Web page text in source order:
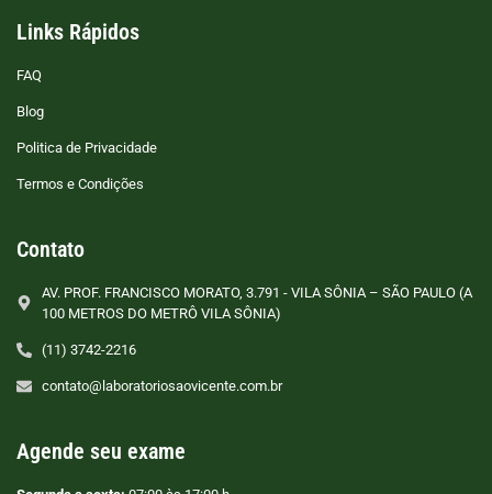
Links Rápidos
FAQ
Blog
Politica de Privacidade
Termos e Condições
Contato
AV. PROF. FRANCISCO MORATO, 3.791 - VILA SÔNIA – SÃO PAULO (A
100 METROS DO METRÔ VILA SÔNIA)
(11) 3742-2216
contato@laboratoriosaovicente.com.br
Agende seu exame